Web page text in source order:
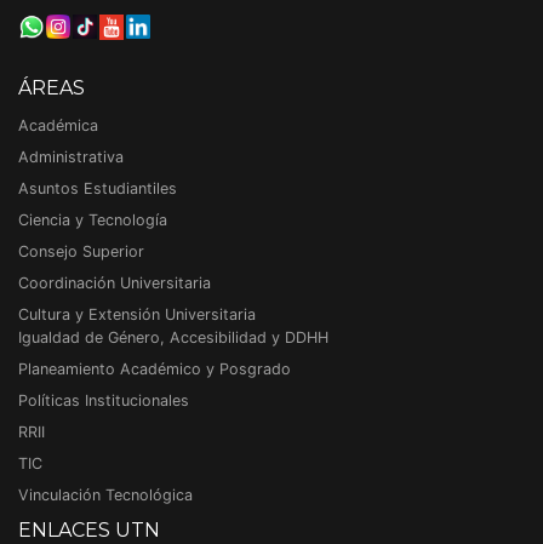
ÁREAS
Académica
Administrativa
Asuntos Estudiantiles
Ciencia y Tecnología
Consejo Superior
Coordinación Universitaria
Cultura y Extensión Universitaria
Igualdad de Género, Accesibilidad y DDHH
Planeamiento Académico y Posgrado
Políticas Institucionales
RRII
TIC
Vinculación Tecnológica
ENLACES UTN